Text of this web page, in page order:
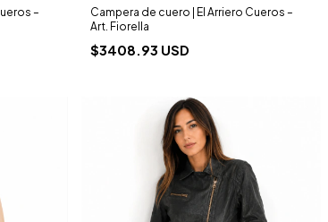
–
Campera de cuero | El Arriero Cueros –
Art. Fiorella
$3408.93 USD